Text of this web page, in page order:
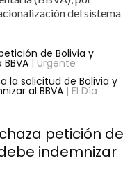
del sistema
de Bolivia y
| Urgente
la solicitud de Bolivia y
al BBVA| El Día
petición de
indemnizar